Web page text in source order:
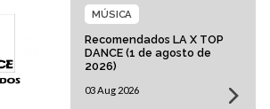
Recomendados LA X TOP
DANCE (1 de agosto de
2026)
MÚSICA
03 Aug 2026